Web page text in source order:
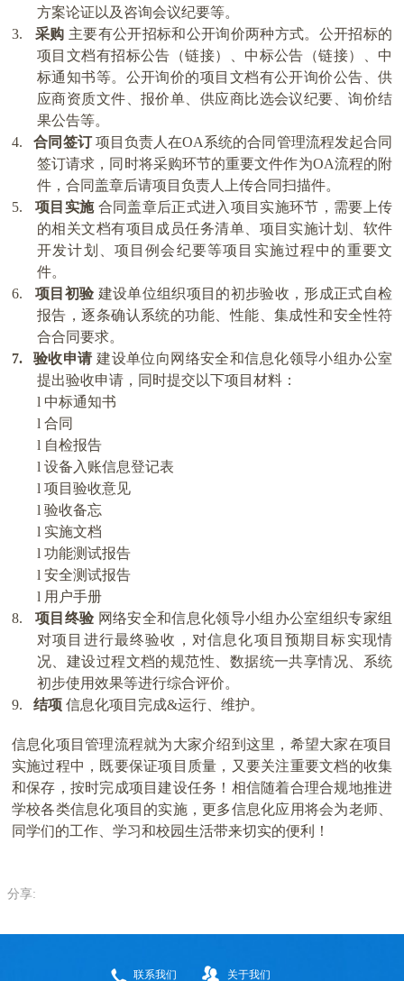
方案论证以及咨询会议纪要等。
3.
采购 主要有公开招标和公开询价两种方式。公开招标的
项目文档有招标公告（链接）、中标公告（链接）、中
标通知书等。公开询价的项目文档有公开询价公告、供
应商资质文件、报价单、供应商比选会议纪要、询价结
果公告等。
4.
合同签订项目负责人在OA系统的合同管理流程发起合同
签订请求，同时将采购环节的重要文件作为OA流程的附
件，合同盖章后请项目负责人上传合同扫描件。
5.
项目实施合同盖章后正式进入项目实施环节，需要上传
的相关文档有项目成员任务清单、项目实施计划、软件
开发计划、项目例会纪要等项目实施过程中的重要文
件。
6.
项目初验 建设单位组织项目的初步验收，形成正式自检
报告，逐条确认系统的功能、性能、集成性和安全性符
合合同要求。
7.
验收申请建设单位向网络安全和信息化领导小组办公室
提出验收申请，同时提交以下项目材料：
l 中标通知书
l 合同
l 自检报告
l 设备入账信息登记表
l 项目验收意见
l 验收备忘
l 实施文档
l 功能测试报告
l 安全测试报告
l 用户手册
8.
项目终验 网络安全和信息化领导小组办公室组织专家组
对项目进行最终验收，对信息化项目预期目标实现情
况、建设过程文档的规范性、数据统一共享情况、系统
初步使用效果等进行综合评价。
9.
结项 信息化项目完成&运行、维护。
信息化项目管理流程就为大家介绍到这里，希望大家在项目
实施过程中，既要保证项目质量，又要关注重要文档的收集
和保存，按时完成项目建设任务！相信随着合理合规地推进
学校各类信息化项目的实施，更多信息化应用将会为老师、
同学们的工作、学习和校园生活带来切实的便利！
分享:
联系我们 关于我们